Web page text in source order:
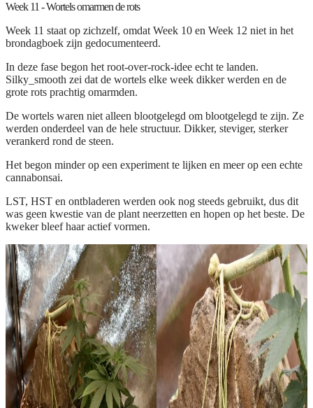
Week 11 - Wortels omarmen de rots
Week 11 staat op zichzelf, omdat Week 10 en Week 12 niet in het
brondagboek zijn gedocumenteerd.
In deze fase begon het root-over-rock-idee echt te landen.
Silky_smooth zei dat de wortels elke week dikker werden en de
grote rots prachtig omarmden.
De wortels waren niet alleen blootgelegd om blootgelegd te zijn. Ze
werden onderdeel van de hele structuur. Dikker, steviger, sterker
verankerd rond de steen.
Het begon minder op een experiment te lijken en meer op een echte
cannabonsai.
LST, HST en ontbladeren werden ook nog steeds gebruikt, dus dit
was geen kwestie van de plant neerzetten en hopen op het beste. De
kweker bleef haar actief vormen.